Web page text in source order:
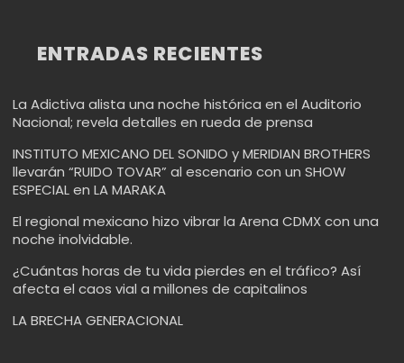
ENTRADAS RECIENTES
La Adictiva alista una noche histórica en el Auditorio
Nacional; revela detalles en rueda de prensa
INSTITUTO MEXICANO DEL SONIDO y MERIDIAN BROTHERS
llevarán “RUIDO TOVAR” al escenario con un SHOW
ESPECIAL en LA MARAKA
El regional mexicano hizo vibrar la Arena CDMX con una
noche inolvidable.
¿Cuántas horas de tu vida pierdes en el tráfico? Así
afecta el caos vial a millones de capitalinos
LA BRECHA GENERACIONAL